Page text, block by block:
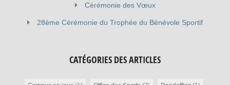
Cérémonie des Vœux
28ème Cérémonie du Trophée du Bénévole Sportif
CATÉGORIES DES ARTICLES